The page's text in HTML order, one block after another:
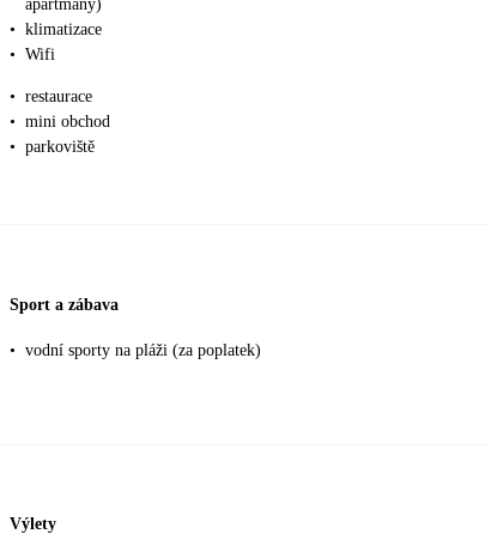
apartmány)
• klimatizace
• Wifi
• restaurace
• mini obchod
• parkoviště
Sport a zábava
• vodní sporty na pláži (za poplatek)
Výlety